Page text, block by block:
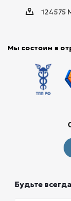
124575
Мы состоим в
Будьте